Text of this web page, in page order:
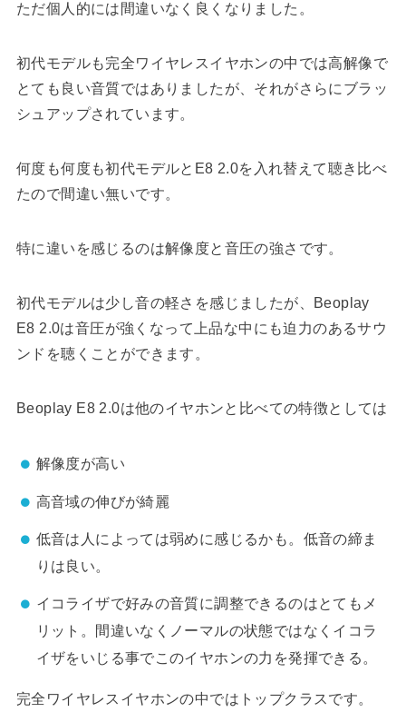
ただ個人的には間違いなく良くなりました。
初代モデルも完全ワイヤレスイヤホンの中では高解像で
とても良い音質ではありましたが、それがさらにブラッ
シュアップされています。
何度も何度も初代モデルとE8 2.0を入れ替えて聴き比べ
たので間違い無いです。
特に違いを感じるのは解像度と音圧の強さです。
初代モデルは少し音の軽さを感じましたが、Beoplay
E8 2.0は音圧が強くなって上品な中にも迫力のあるサウ
ンドを聴くことができます。
Beoplay E8 2.0は他のイヤホンと比べての特徴としては
解像度が高い
高音域の伸びが綺麗
低音は人によっては弱めに感じるかも。低音の締ま
りは良い。
イコライザで好みの音質に調整できるのはとてもメ
リット。間違いなくノーマルの状態ではなくイコラ
イザをいじる事でこのイヤホンの力を発揮できる。
完全ワイヤレスイヤホンの中ではトップクラスです。